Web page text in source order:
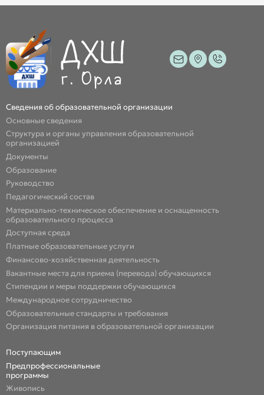
Сведения об образовательной организации
Основные сведения
Структура и органы управления образовательной
организацией
Документы
Образование
Руководство
Педагогический состав
Материально-техническое обеспечение и оснащенность
образовательного процесса
Доступная среда
Платные образовательные услуги
Финансово-хозяйственная деятельность
Вакантные места для приема (перевода) обучающихся
Стипендии и меры поддержки обучающихся
Международное сотрудничество
Образовательные стандарты и требования
Организация питания в образовательной организации
Поступающим
Предпрофессиональные
программы
Живопись